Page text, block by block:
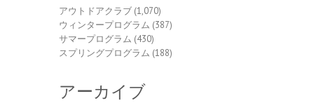
アウトドアクラブ (1,070)
ウィンタープログラム (387)
サマープログラム (430)
スプリングプログラム (188)
アーカイブ